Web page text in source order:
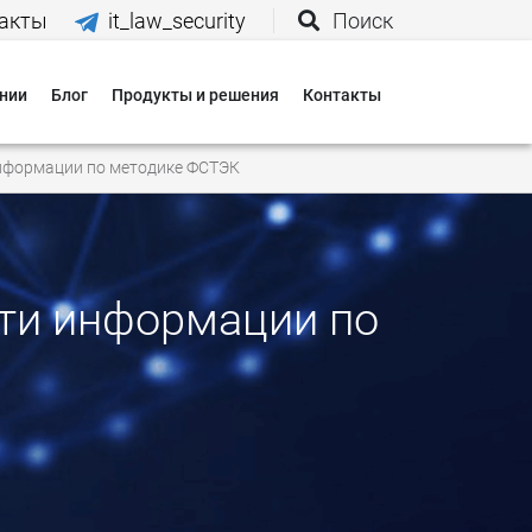
it_law_security Поиск
нас
Блог Продукты и решения Контакты
по методике ФСТЭК
информации по